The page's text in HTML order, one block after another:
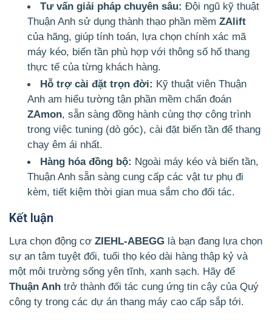
Tư vấn giải pháp chuyên sâu: Đội ngũ kỹ thuật
Thuận Anh sử dụng thành thạo phần mềm ZAlift
của hãng, giúp tính toán, lựa chọn chính xác mã
máy kéo, biến tần phù hợp với thông số hố thang
thực tế của từng khách hàng.
Hỗ trợ cài đặt trọn đời: Kỹ thuật viên Thuận
Anh am hiểu tường tận phần mềm chẩn đoán
ZAmon, sẵn sàng đồng hành cùng thợ công trình
trong việc tuning (dò góc), cài đặt biến tần để thang
chạy êm ái nhất.
Hàng hóa đồng bộ: Ngoài máy kéo và biến tần,
Thuận Anh sẵn sàng cung cấp các vật tư phụ đi
kèm, tiết kiệm thời gian mua sắm cho đối tác.
Kết luận
Lựa chọn động cơ ZIEHL-ABEGG là bạn đang lựa chọn
sự an tâm tuyệt đối, tuổi thọ kéo dài hàng thập kỷ và
một môi trường sống yên tĩnh, xanh sạch. Hãy để
Thuận Anh trở thành đối tác cung ứng tin cậy của Quý
công ty trong các dự án thang máy cao cấp sắp tới.